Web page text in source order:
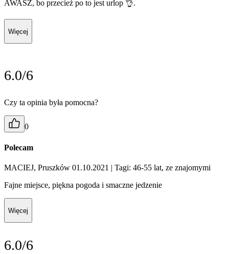
AWASZ, bo przecież po to jest urlop 👌.
Więcej
6.0/6
Czy ta opinia była pomocna?
0
Polecam
MACIEJ, Pruszków 01.10.2021
| Tagi: 46-55 lat, ze znajomymi
Fajne miejsce, piękna pogoda i smaczne jedzenie
Więcej
6.0/6